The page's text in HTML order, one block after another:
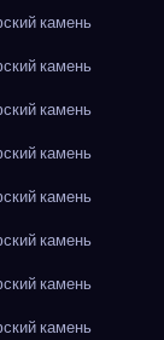
камень
камень
камень
камень
камень
камень
камень
камень